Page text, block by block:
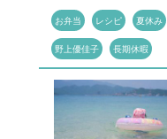
お弁当 レシピ 夏休み
野上優佳子 長期休暇